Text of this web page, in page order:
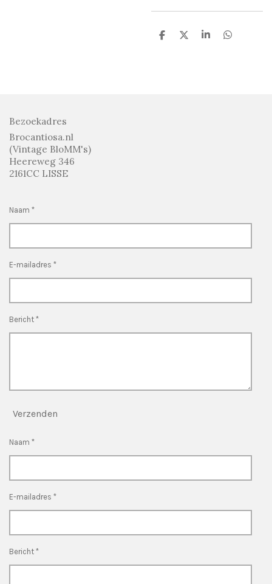
D
D
S
D
Bezoekadres
Brocantiosa.nl
(Vintage BloMM's)
Heereweg 346
2161CC LISSE
Naam *
E-mailadres *
Bericht *
Verzenden
Naam *
E-mailadres *
Bericht *